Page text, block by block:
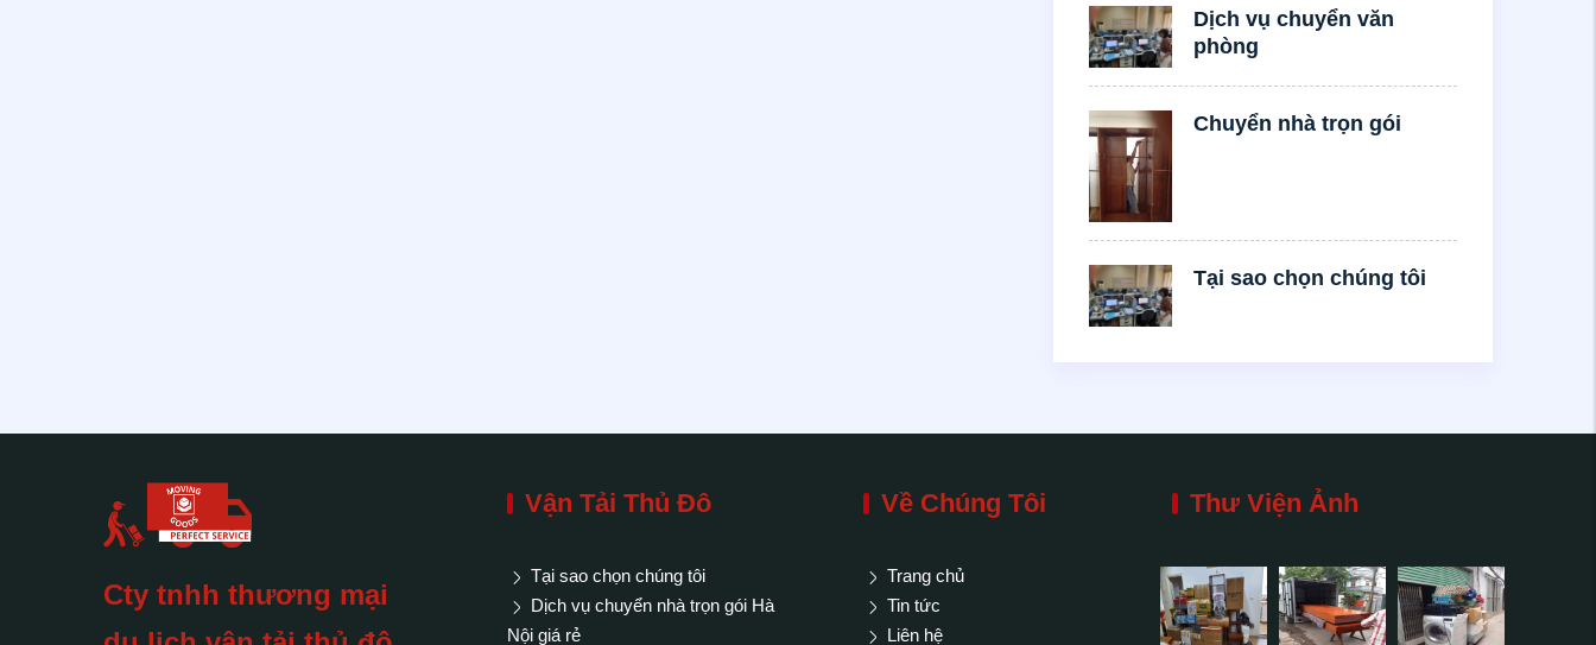
Dịch vụ chuyển văn
phòng
Chuyển nhà trọn gói
Tại sao chọn chúng tôi
Cty tnhh thương mại
Vận Tải Thủ Đô
Tại sao chọn chúng tôi
Dịch vụ chuyển nhà trọn gói Hà
Nội giá rẻ
Về Chúng Tôi
Trang chủ
Tin tức
Liên hệ
Thư Viện Ảnh